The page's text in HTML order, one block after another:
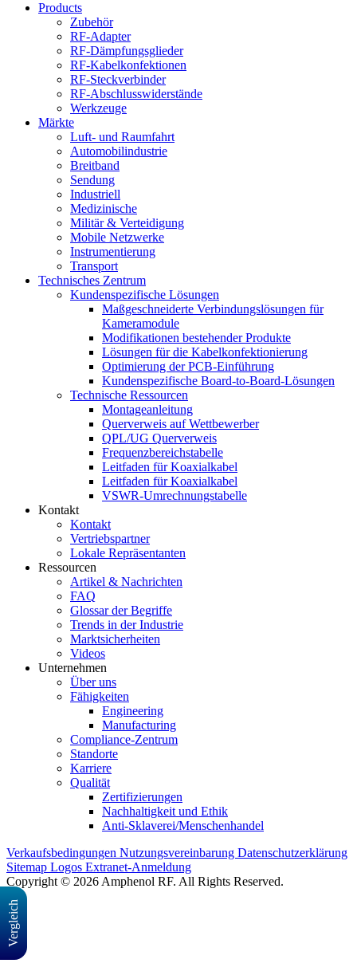
Vergleich
Products
Zubehör
RF-Adapter
RF-Dämpfungsglieder
RF-Kabelkonfektionen
RF-Steckverbinder
RF-Abschlusswiderstände
Werkzeuge
Märkte
Luft- und Raumfahrt
Automobilindustrie
Breitband
Sendung
Industriell
Medizinische
Militär & Verteidigung
Mobile Netzwerke
Instrumentierung
Transport
Technisches Zentrum
Kundenspezifische Lösungen
Maßgeschneiderte Verbindungslösungen für
Kameramodule
Modifikationen bestehender Produkte
Lösungen für die Kabelkonfektionierung
Optimierung der PCB-Einführung
Kundenspezifische Board-to-Board-Lösungen
Technische Ressourcen
Montageanleitung
Querverweis auf Wettbewerber
QPL/UG Querverweis
Frequenzbereichstabelle
Leitfaden für Koaxialkabel
Leitfaden für Koaxialkabel
VSWR-Umrechnungstabelle
Kontakt
Kontakt
Vertriebspartner
Lokale Repräsentanten
Ressourcen
Artikel & Nachrichten
FAQ
Glossar der Begriffe
Trends in der Industrie
Marktsicherheiten
Videos
Unternehmen
Über uns
Fähigkeiten
Engineering
Manufacturing
Compliance-Zentrum
Standorte
Karriere
Qualität
Zertifizierungen
Nachhaltigkeit und Ethik
Anti-Sklaverei/Menschenhandel
Verkaufsbedingungen Nutzungsvereinbarung Datenschutzerklärung
Sitemap Logos Extranet-Anmeldung
Copyright © 2026 Amphenol RF. All Rights Reserved.